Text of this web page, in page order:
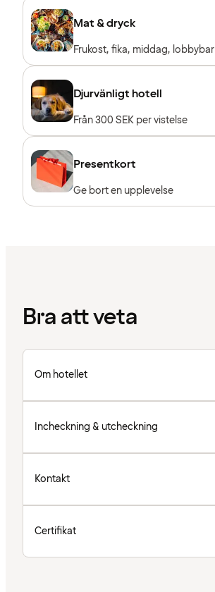
Mat & dryck
Frukost, fika, middag, lobbybar
Djurvänligt hotell
Från 300 SEK per vistelse
Presentkort
Ge bort en upplevelse
Bra att veta
Om hotellet
Incheckning & utcheckning
Kontakt
Certifikat